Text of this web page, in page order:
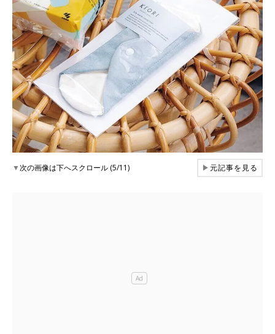
▼次の画像は下へスクロール (5/11) ▶元記事を見る